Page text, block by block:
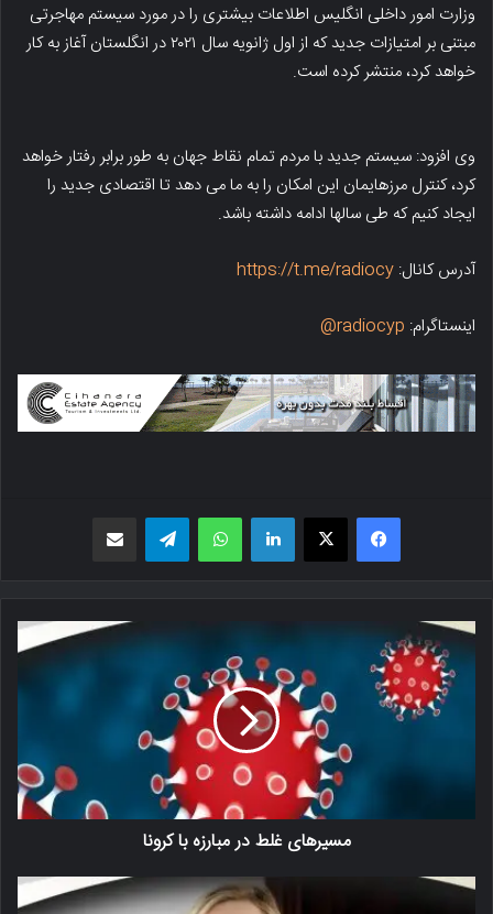
وزارت امور داخلی انگلیس اطلاعات بیشتری را در مورد سیستم مهاجرتی
مبتنی بر امتیازات جدید که از اول ژانویه سال ۲۰۲۱ در انگلستان آغاز به کار
خواهد کرد، منتشر کرده است.
وی افزود: سیستم جدید با مردم تمام نقاط جهان به طور برابر رفتار خواهد
کرد، کنترل مرزهایمان این امکان را به ما می دهد تا اقتصادی جدید را
ایجاد کنیم که طی سالها ادامه داشته باشد.
آدرس کانال: https://t.me/radiocy
اینستاگرام: radiocyp@
فیسبوک X لینکدین واتس اپ تلگرام
مسیرهای غلط در مبارزه با کرونا